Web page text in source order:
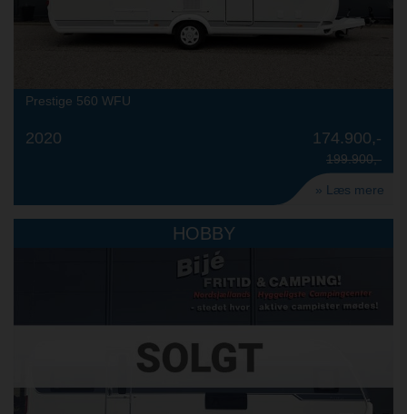
Prestige 560 WFU
2020 174.900,-
199.900,-
» Læs mere
HOBBY